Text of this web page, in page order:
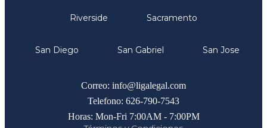
Riverside Sacramento
San Diego San Gabriel San Jose
Correo: info@ligalegal.com
Telefono: 626-790-7543
Horas: Mon-Fri 7:00AM - 7:00PM